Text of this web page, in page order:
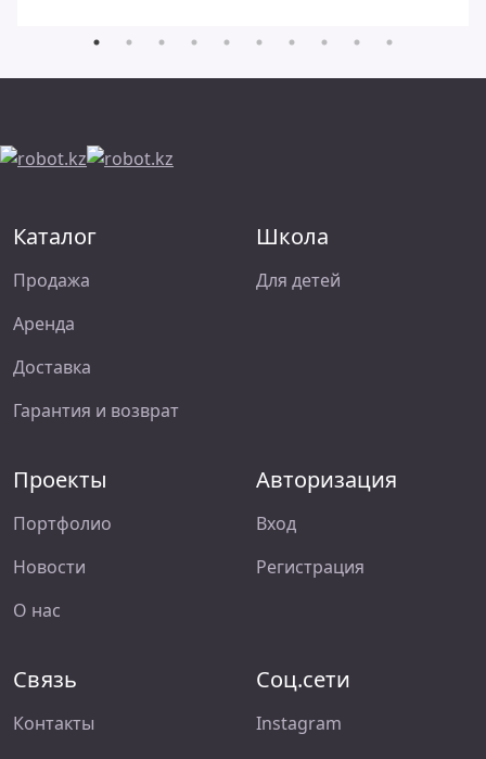
Каталог
Продажа
Аренда
Доставка
Гарантия и возврат
Школа
Для детей
Проекты
Портфолио
Новости
О нас
Авторизация
Вход
Регистрация
Связь
Контакты
Соц.сети
Instagram